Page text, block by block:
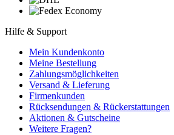
Hilfe & Support
Mein Kundenkonto
Meine Bestellung
Zahlungsmöglichkeiten
Versand & Lieferung
Firmenkunden
Rücksendungen & Rückerstattungen
Aktionen & Gutscheine
Weitere Fragen?